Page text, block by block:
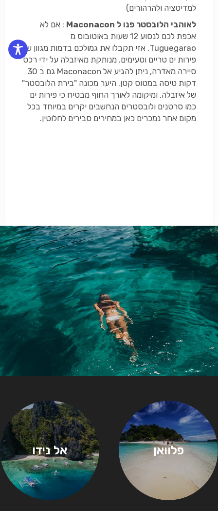
למדיטציה ולהרהורים)
לאוהבי הלובסטר פנו ל Maconacon
: אם לא
אכפת לכם לנסוע 12 שעות באוטובוס מ
Tuguegarao, אזי תקבלו את גמולכם בדמות מגוון של
פירות ים טריים וטעימים. מנותקת מאיזבלה על ידי רכס
סיירה מאדרה, ניתן להגיע אל Maconacon גם ב 30
דקות טיסה במטוס קטן. היער מכונה "בירת הלובסטר"
של איזבלה, ומיקומה לאורך החוף מבטיח כי פירות ים
כמו סרטנים ולובסטרים הנחשבים יקרים במיוחד בכל
מקום אחר נמכרים כאן במחירים סבירים לחלוטין.
פלוואן אל נידו